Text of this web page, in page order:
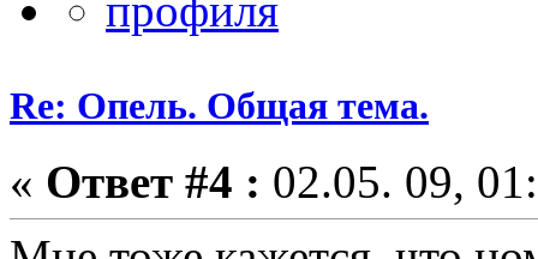
Re: Опель. Общая тема.
« Ответ #4 : 02.05. 09,